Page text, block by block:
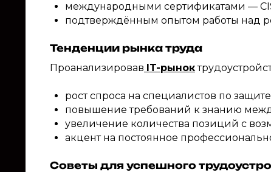
международными сертификатами —
подтверждённым опытом работы над
Тенденции рынка труда
Проанализировав IT-рынок
рост спроса на специалистов по
повышение требований к знанию
увеличение количества позиций с
акцент на постоянное
Советы для успешного